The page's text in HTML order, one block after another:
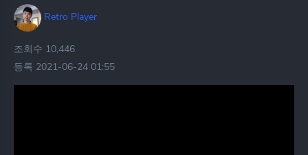
Retro Player
조회수 10,446
등록 2021-06-24 01:55